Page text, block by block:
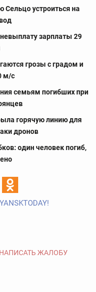
устроиться на
зарплаты 29
грозы с градом и
м/с
семьям погибших при
горячую линию для
дронов
один человек погиб,
НАПИСАТЬ ЖАЛОБУ